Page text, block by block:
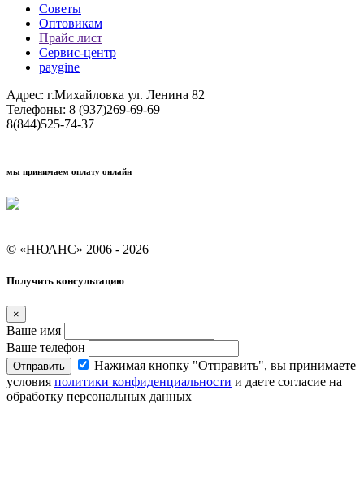
Советы
Оптовикам
Прайс лист
Сервис-центр
paygine
Адрес: г.Михайловка ул. Ленина 82
Телефоны: 8 (937)269-69-69
8(844)525-74-37
мы принимаем оплату онлайн
© «НЮАНС» 2006 - 2026
Получить консультацию
×
Ваше имя
Ваше телефон
Отправить
Нажимая кнопку "Отправить", вы принимаете
условия политики конфиденциальности и даете согласие на
обработку персональных данных